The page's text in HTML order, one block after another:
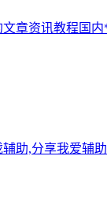
章资讯教程国
助,分享我爱辅